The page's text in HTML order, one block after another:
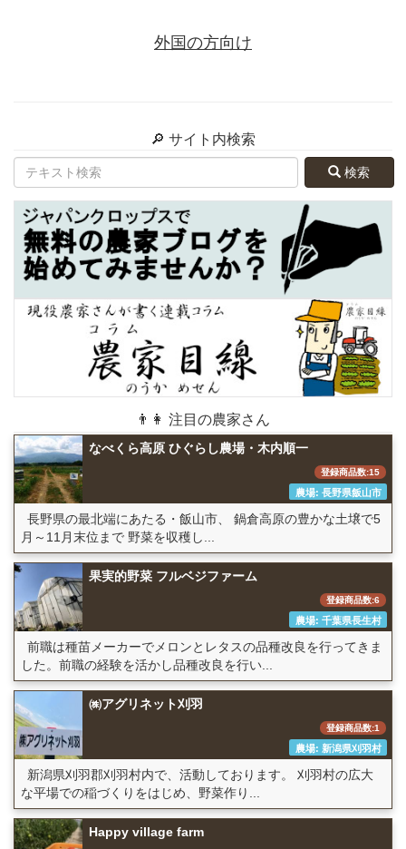
外国の方向け
🔎 サイト内検索
検索
👨👩 注目の農家さん
なべくら高原 ひぐらし農場・木内順一
登録商品数:15
農場: 長野県飯山市
長野県の最北端にあたる・飯山市、 鍋倉高原の豊かな土壌で5
月～11月末位まで 野菜を収穫し...
果実的野菜 フルベジファーム
登録商品数:6
農場: 千葉県長生村
前職は種苗メーカーでメロンとレタスの品種改良を行ってきま
した。前職の経験を活かし品種改良を行い...
㈱アグリネット刈羽
登録商品数:1
農場: 新潟県刈羽村
新潟県刈羽郡刈羽村内で、活動しております。 刈羽村の広大
な平場での稲づくりをはじめ、野菜作り...
Happy village farm